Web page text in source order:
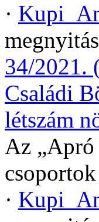
·
megnyitás
34/2021.
Családi
létszám
Az
·